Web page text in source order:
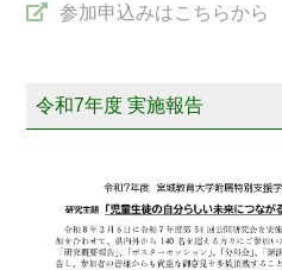
参加申込みはこちらから
令和7年度 実施報告